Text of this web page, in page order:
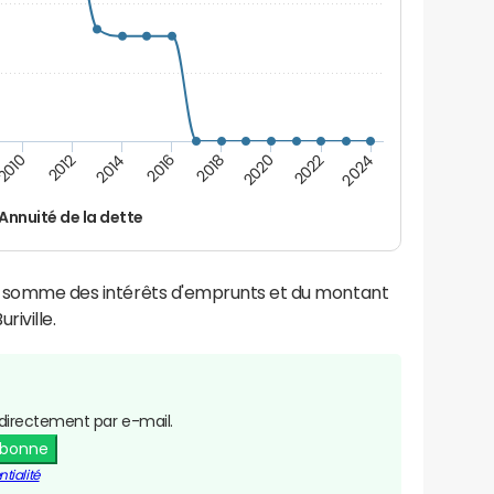
de la dette
2012 2014 2016 2018 2020 2022 2024
des intérêts d'emprunts et du montant
par e-mail.